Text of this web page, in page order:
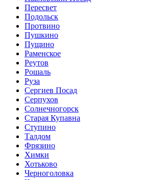
Пересвет
Подольск
Протвино
Пушкино
Пущино
Раменское
Реутов
Рошаль
Руза
Сергиев Посад
Серпухов
Солнечногорск
Старая Купавна
Ступино
Талдом
Фрязино
Химки
Хотьково
Черноголовка